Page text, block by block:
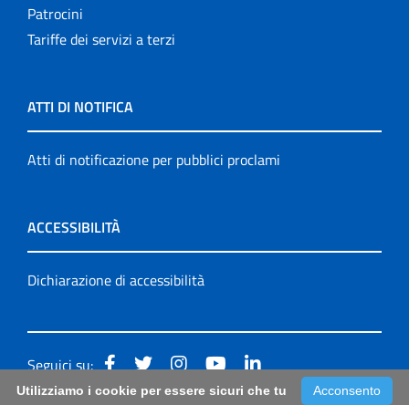
Patrocini
Tariffe dei servizi a terzi
ATTI DI NOTIFICA
Atti di notificazione per pubblici proclami
ACCESSIBILITÀ
Dichiarazione di accessibilità
Seguici su:
Acconsento
Utilizziamo i cookie per essere sicuri che tu